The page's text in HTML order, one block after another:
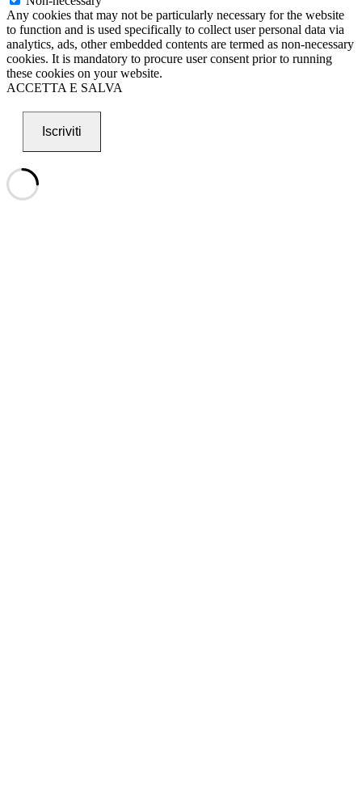
Any cookies that may not be particularly necessary for the website
to function and is used specifically to collect user personal data via
analytics, ads, other embedded contents are termed as non-necessary
cookies. It is mandatory to procure user consent prior to running
these cookies on your website.
ACCETTA E SALVA
Iscriviti